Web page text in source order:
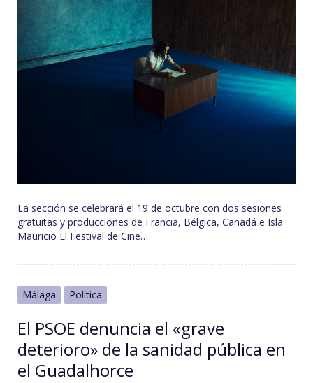
La sección se celebrará el 19 de octubre con dos sesiones
gratuitas y producciones de Francia, Bélgica, Canadá e Isla
Mauricio El Festival de Cine…
Málaga Política
El PSOE denuncia el «grave
deterioro» de la sanidad pública en
el Guadalhorce